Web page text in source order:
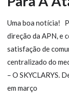
Uma boa notícia!
direção da APN, e
satisfação de
centralizado do
– O SKYCLARYS.
em março